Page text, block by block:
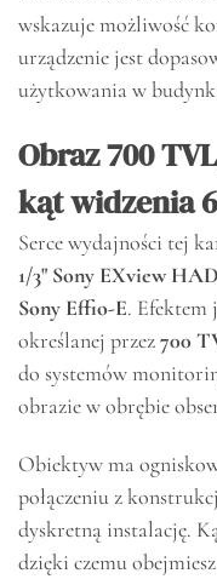
wskazuje możliwość
urządzenie jest
użytkowania w
Obraz 700
kąt widzenia
Serce wydajności tej
1/3" Sony EXview
Sony Effio-E. Efektem
określanej przez700
do systemów
obrazie w obrębie
Obiektyw ma
połączeniu z
dyskretną instalację.
dzięki czemu